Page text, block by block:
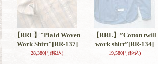
【RRL】"Plaid Woven
Work Shirt"[RR-137]
28,380円(税込)
【RRL】”Cotton twill
work shirt”[RR-134]
19,580円(税込)